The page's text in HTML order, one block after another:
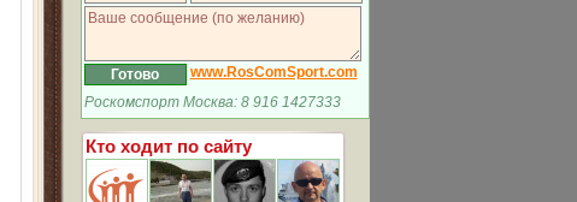
www.RosComSport.com
Роскомспорт Москва: 8 916 1427333
Кто ходит по сайту